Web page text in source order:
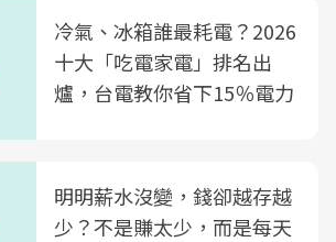
冷氣、冰箱誰最耗電？2026
十大「吃電家電」排名出
爐，台電教你省下15％電力
明明薪水沒變，錢卻越存越
少？不是賺太少，而是每天